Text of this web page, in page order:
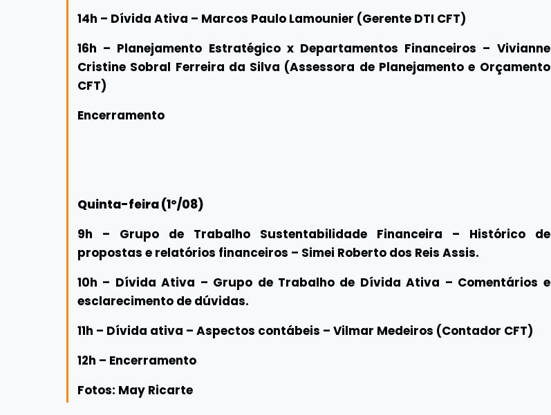
14h – Dívida Ativa – Marcos Paulo Lamounier (Gerente DTI CFT)
16h – Planejamento Estratégico x Departamentos Financeiros – Vivianne
Cristine Sobral Ferreira da Silva (Assessora de Planejamento e Orçamento
CFT)
Encerramento
Quinta-feira (1º/08)
9h – Grupo de Trabalho Sustentabilidade Financeira – Histórico de
propostas e relatórios financeiros – Simei Roberto dos Reis Assis.
10h – Dívida Ativa – Grupo de Trabalho de Dívida Ativa – Comentários e
esclarecimento de dúvidas.
11h – Dívida ativa – Aspectos contábeis – Vilmar Medeiros (Contador CFT)
12h – Encerramento
Fotos: May Ricarte